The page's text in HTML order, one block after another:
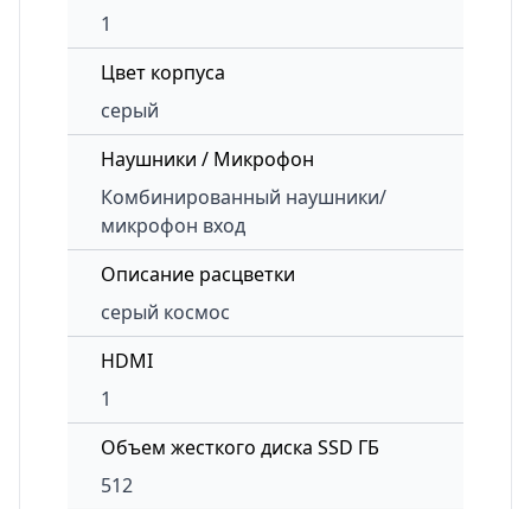
1
Цвет корпуса
серый
Наушники / Микрофон
Комбинированный наушники/
микрофон вход
Описание расцветки
серый космос
HDMI
1
Объем жесткого диска SSD ГБ
512